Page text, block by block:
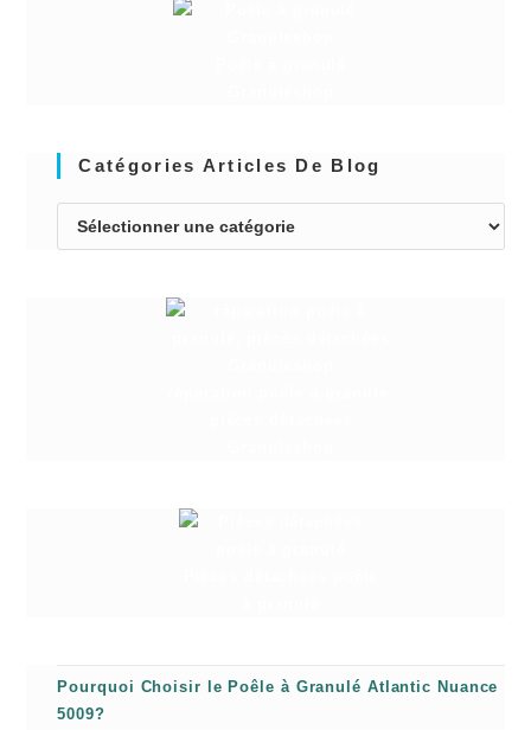
Catégories Articles De Blog
Pourquoi Choisir le Poêle à Granulé Atlantic Nuance
5009?